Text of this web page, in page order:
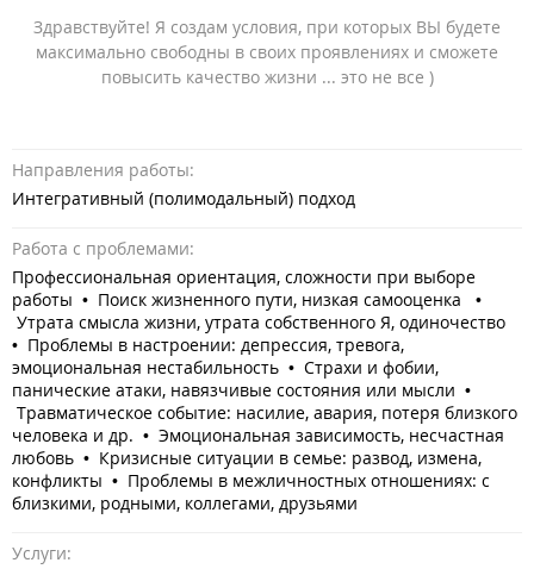
Здравствуйте! Я создам условия, при которых ВЫ будете
максимально свободны в своих проявлениях и сможете
повысить качество жизни ... это не все )
Направления работы:
Интегративный (полимодальный) подход
Работа с проблемами:
Профессиональная ориентация, сложности при выборе
работы • Поиск жизненного пути, низкая самооценка •
Утрата смысла жизни, утрата собственного Я, одиночество
• Проблемы в настроении: депрессия, тревога,
эмоциональная нестабильность • Страхи и фобии,
панические атаки, навязчивые состояния или мысли •
Травматическое событие: насилие, авария, потеря близкого
человека и др. • Эмоциональная зависимость, несчастная
любовь • Кризисные ситуации в семье: развод, измена,
конфликты • Проблемы в межличностных отношениях: с
близкими, родными, коллегами, друзьями
Услуги: